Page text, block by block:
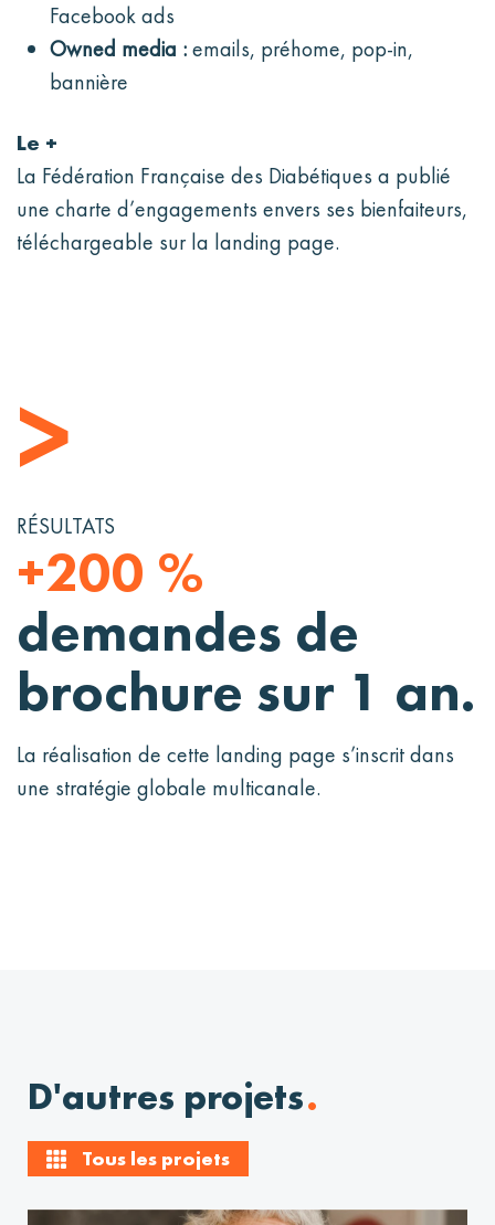
Facebook ads
Owned media :emails, préhome, pop-in,
bannière
Le +
La Fédération Française des Diabétiques a publié
une charte d’engagements envers ses bienfaiteurs,
téléchargeable sur la landing page.
>
RÉSULTATS
+200 %
demandes de
brochure sur 1 an.
La réalisation de cette landing page s’inscrit dans
une stratégie globale multicanale.
D'autres projets.
Tous les projets